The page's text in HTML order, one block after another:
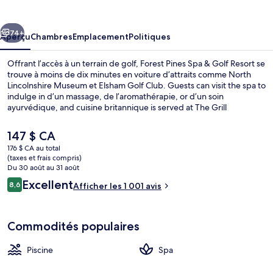
&
Golf
Resort
Suivant
74+
AperçuChambresEmplacementPolitiques
Offrant l’accès à un terrain de golf, Forest Pines Spa & Golf Resort se
trouve à moins de dix minutes en voiture d’attraits comme North
Lincolnshire Museum et Elsham Golf Club. Guests can visit the spa to
indulge in d’un massage, de l’aromathérapie, or d’un soin
ayurvédique, and cuisine britannique is served at The Grill
Parmi les autres points saillants figurent 2 bars-salons, une piscine
intérieure et un centre d’entraînement physique. Les autres
voyageurs adorent le personnel serviable.
Le
prix
actuel
est
de 147 $ CA
147 $ CA
176 $ CA au total
(taxes et frais compris)
Du 30 août au 31 août
Avis
8,68,6 sur 10 –
ExcellentAfficher les 1 001 avis
Commodités populaires
Piscine
Spa